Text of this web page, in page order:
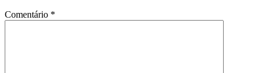
Comentário *